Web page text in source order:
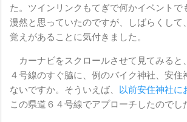
た。ツインリンクもてぎで何かイベントで
漫然と思っていたのですが、しばらくして
覚えがあることに気付きました。
カーナビをスクロールさせて見てみると
４号線のすぐ脇に、例のバイク神社、安住
ないですか。そういえば、 以前安住神社に
この県道６４号線でアプローチしたのでし